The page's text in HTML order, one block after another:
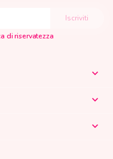
di riservatezza


